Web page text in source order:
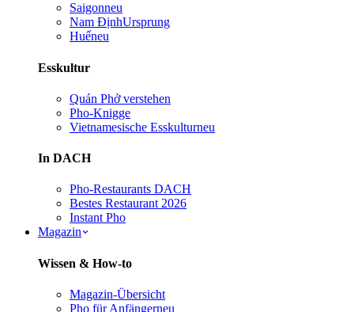
Saigonneu
Nam ĐịnhUrsprung
Huếneu
Esskultur
Quán Phở verstehen
Pho-Knigge
Vietnamesische Esskulturneu
In DACH
Pho-Restaurants DACH
Bestes Restaurant 2026
Instant Pho
Magazin
Wissen & How-to
Magazin-Übersicht
Pho für Anfängerneu